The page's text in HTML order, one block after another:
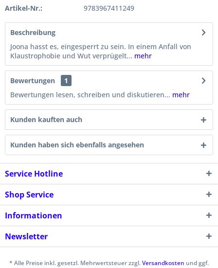
Artikel-Nr.: 9783967411249
Beschreibung
Joona hasst es, eingesperrt zu sein. In einem Anfall von
Klaustrophobie und Wut verprügelt... mehr
Bewertungen
1
Bewertungen lesen, schreiben und diskutieren... mehr
Kunden kauften auch
Kunden haben sich ebenfalls angesehen
Service Hotline
Shop Service
Informationen
Newsletter
* Alle Preise inkl. gesetzl. Mehrwertsteuer zzgl.Versandkosten und ggf.